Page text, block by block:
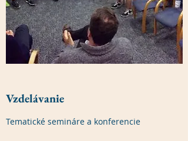
Vzdelávanie
Tematické semináre a konferencie